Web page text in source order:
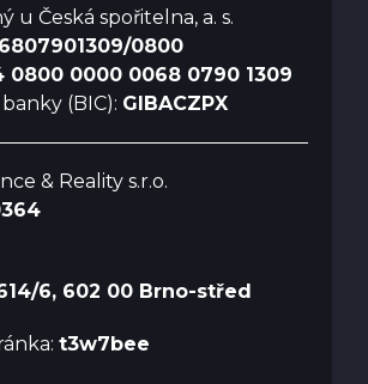
u Česká spořitelna, a. s.
6807901309/0800
0800 0000 0068 0790 1309
(BIC): GIBACZPX
& Reality s.r.o.
6, 602 00 Brno-střed
t3w7bee